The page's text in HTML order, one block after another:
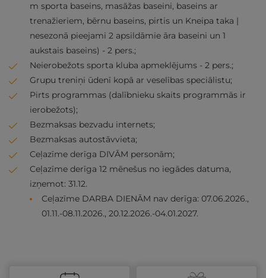
m sporta baseins, masāžas baseini, baseins ar
trenažieriem, bērnu baseins, pirtis un Kneipa taka |
nesezonā pieejami 2 apsildāmie āra baseini un 1
aukstais baseins) - 2 pers.;
Neierobežots sporta kluba apmeklējums - 2 pers.;
Grupu treniņi ūdenī kopā ar veselības speciālistu;
Pirts programmas (dalībnieku skaits programmās ir
ierobežots);
Bezmaksas bezvadu internets;
Bezmaksas autostāvvieta;
Ceļazīme derīga DIVĀM personām;
Ceļazīme derīga 12 mēnešus no iegādes datuma,
izņemot: 31.12.
Ceļazīme DARBA DIENĀM nav derīga: 07.06.2026.,
01.11.-08.11.2026., 20.12.2026.-04.01.2027.